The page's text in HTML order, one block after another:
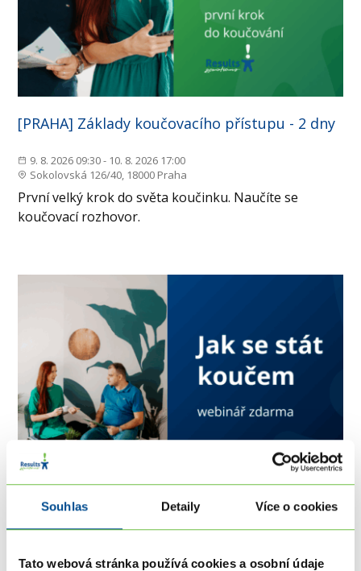
Souhlas Detaily Více o cookies
Tato webová stránka používá cookies a osobní údaje
[PRAHA] Základy koučovacího přístupu - 2 dny
9. 8. 2026 09:30 - 10. 8. 2026 17:00
Sokolovská 126/40, 18000 Praha
První velký krok do světa koučinku. Naučíte se
koučovací rozhovor.
ZDARMA